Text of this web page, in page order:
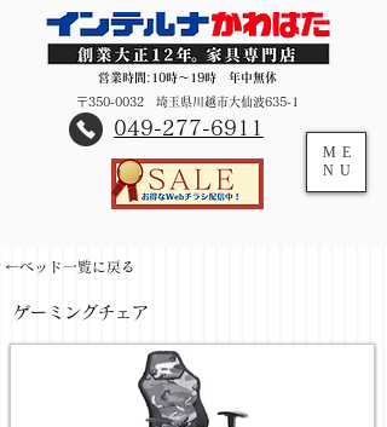
営業時間:10時～19時 年中無休
〒350-0032 埼玉県川越市大仙波635-1
​049-277-6911
ME
NU
←ベッド一覧に戻る
ゲーミングチェア